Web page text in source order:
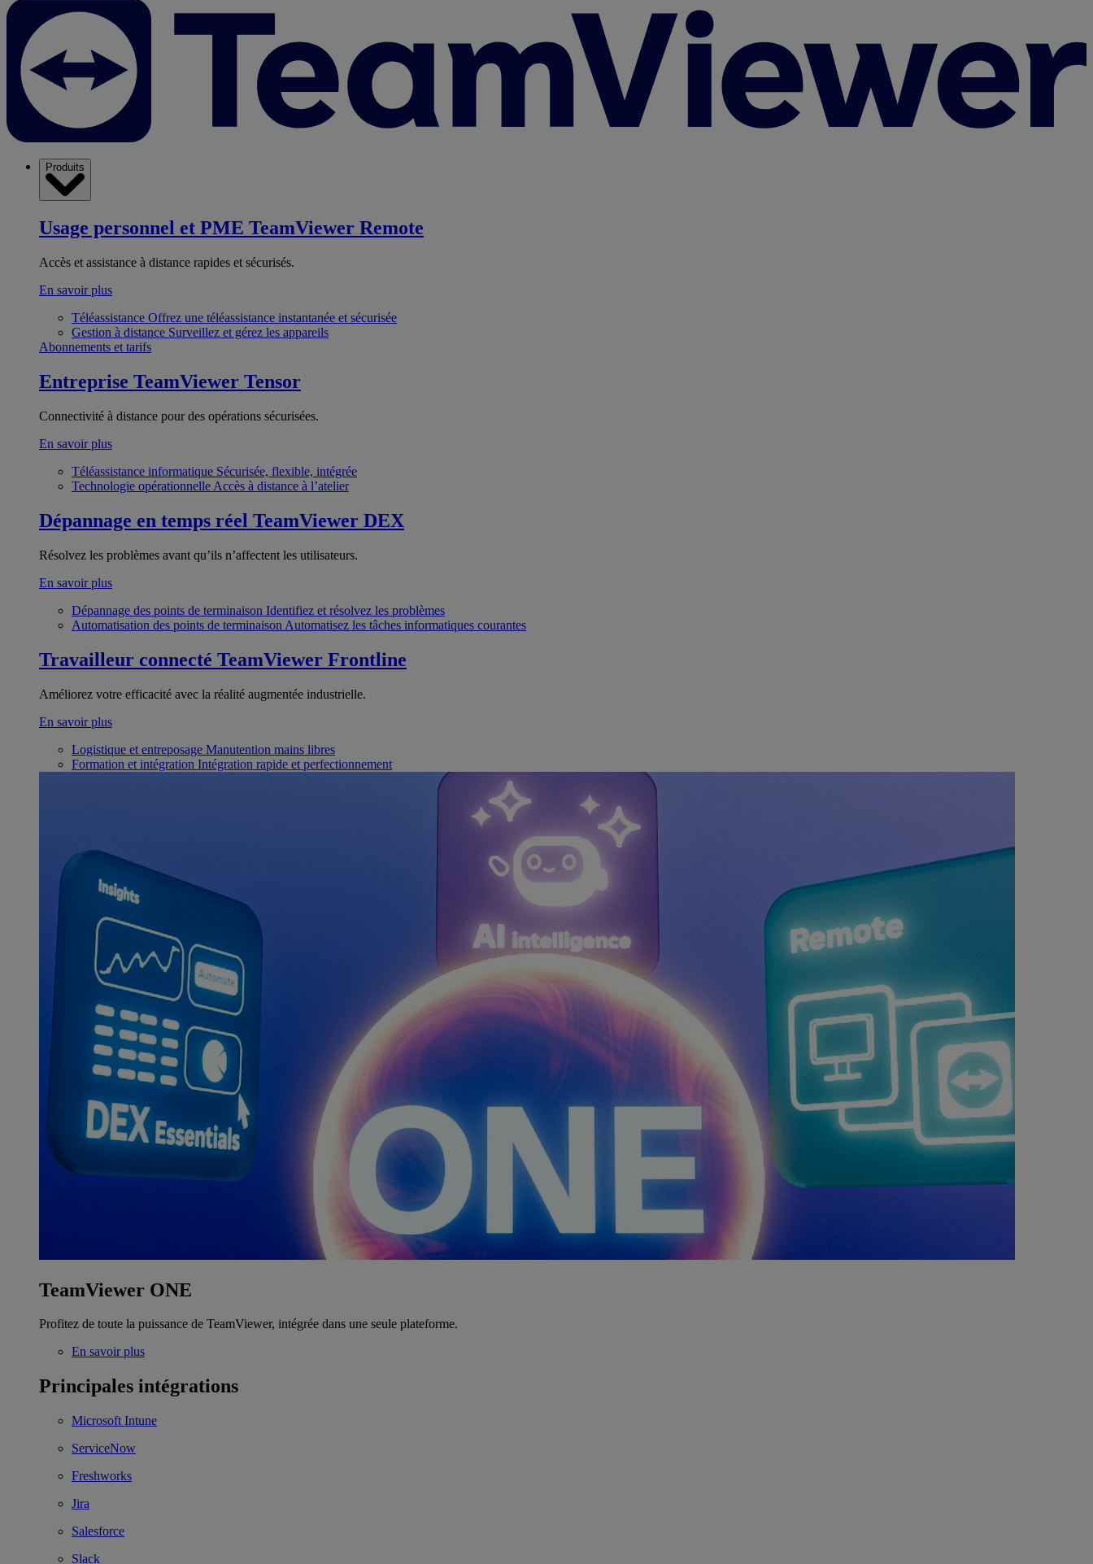
Produits
Usage personnel et PME TeamViewer Remote
Accès et assistance à distance rapides et sécurisés.
En savoir plus
Téléassistance Offrez une téléassistance instantanée et sécurisée
Gestion à distance Surveillez et gérez les appareils
Abonnements et tarifs
Entreprise TeamViewer Tensor
Connectivité à distance pour des opérations sécurisées.
En savoir plus
Téléassistance informatique Sécurisée, flexible, intégrée
Technologie opérationnelle Accès à distance à l’atelier
Dépannage en temps réel TeamViewer DEX
Résolvez les problèmes avant qu’ils n’affectent les utilisateurs.
En savoir plus
Dépannage des points de terminaison Identifiez et résolvez les problèmes
Automatisation des points de terminaison Automatisez les tâches informatiques courantes
Travailleur connecté TeamViewer Frontline
Améliorez votre efficacité avec la réalité augmentée industrielle.
En savoir plus
Logistique et entreposage Manutention mains libres
Formation et intégration Intégration rapide et perfectionnement
TeamViewer ONE
Profitez de toute la puissance de TeamViewer, intégrée dans une seule plateforme.
En savoir plus
Principales intégrations
Microsoft Intune
ServiceNow
Freshworks
Jira
Salesforce
Slack